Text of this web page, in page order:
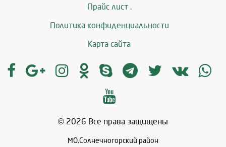
Прайс лист .
Политика конфиденциальности
Карта сайта
© 2026 Все права защищены
МО,Солнечногорский район